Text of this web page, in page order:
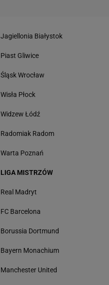
Jagiellonia Białystok
Piast Gliwice
Śląsk Wrocław
Wisła Płock
Widzew Łódź
Radomiak Radom
Warta Poznań
LIGA MISTRZÓW
Real Madryt
FC Barcelona
Borussia Dortmund
Bayern Monachium
Manchester United